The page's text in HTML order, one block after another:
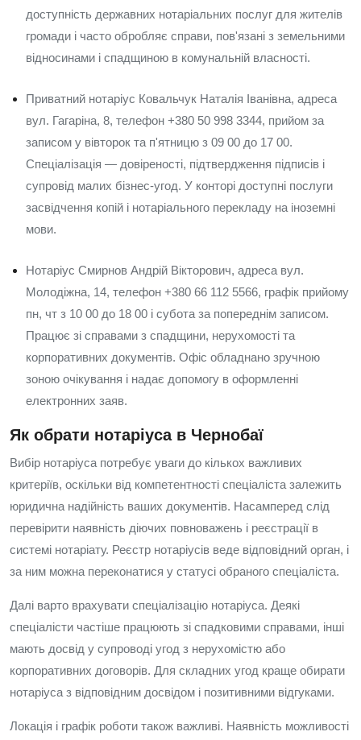
доступність державних нотаріальних послуг для жителів
громади і часто обробляє справи, пов'язані з земельними
відносинами і спадщиною в комунальній власності.
Приватний нотаріус Ковальчук Наталія Іванівна, адреса
вул. Гагаріна, 8, телефон +380 50 998 3344, прийом за
записом у вівторок та п'ятницю з 09 00 до 17 00.
Спеціалізація — довіреності, підтвердження підписів і
супровід малих бізнес-угод. У конторі доступні послуги
засвідчення копій і нотаріального перекладу на іноземні
мови.
Нотаріус Смирнов Андрій Вікторович, адреса вул.
Молодіжна, 14, телефон +380 66 112 5566, графік прийому
пн, чт з 10 00 до 18 00 і субота за попереднім записом.
Працює зі справами з спадщини, нерухомості та
корпоративних документів. Офіс обладнано зручною
зоною очікування і надає допомогу в оформленні
електронних заяв.
Як обрати нотаріуса в Чернобаї
Вибір нотаріуса потребує уваги до кількох важливих
критеріїв, оскільки від компетентності спеціаліста залежить
юридична надійність ваших документів. Насамперед слід
перевірити наявність діючих повноважень і реєстрації в
системі нотаріату. Реєстр нотаріусів веде відповідний орган, і
за ним можна переконатися у статусі обраного спеціаліста.
Далі варто врахувати спеціалізацію нотаріуса. Деякі
спеціалісти частіше працюють зі спадковими справами, інші
мають досвід у супроводі угод з нерухомістю або
корпоративних договорів. Для складних угод краще обирати
нотаріуса з відповідним досвідом і позитивними відгуками.
Локація і графік роботи також важливі. Наявність можливості